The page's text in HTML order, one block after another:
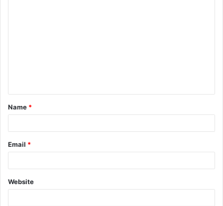
Name *
Email *
Website